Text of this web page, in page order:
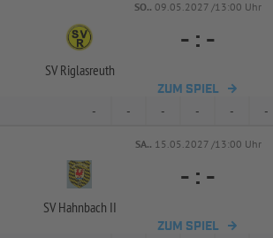
SO.. 09.05.2027 /13:00 Uhr
SV Riglasreuth
- : -
ZUM SPIEL
- - - - - -
SA.. 15.05.2027 /13:00 Uhr
SV Hahnbach II
- : -
ZUM SPIEL